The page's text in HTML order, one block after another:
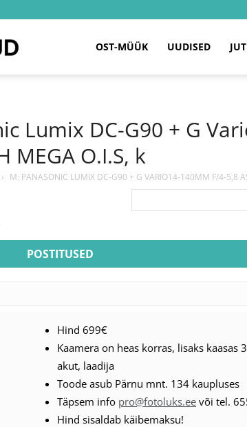
OST-MÜÜK UUDISED
Lumix DC-G90 + G
MEGA O.I.S, k
› M: PANASONIC LUMIX DC-G90 + G VARIO14-140MM F/4-5,8
POSTITUSED
Hind 699€
Kaamera on heas korras, lisaks kaasas
akut, laadija
Toode asub Pärnu mnt. 134 kaupluses
Täpsem info pro@fotoluks.ee või tel.
Hind sisaldab käibemaksu!